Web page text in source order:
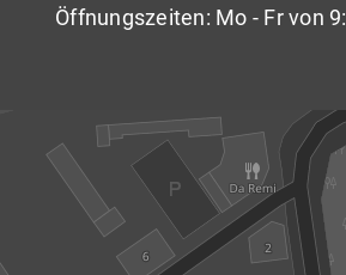
Öffnungszeiten: Mo - Fr von